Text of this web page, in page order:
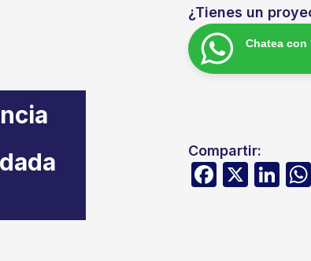
¿Tienes un
Chatea con
Compartir:
X